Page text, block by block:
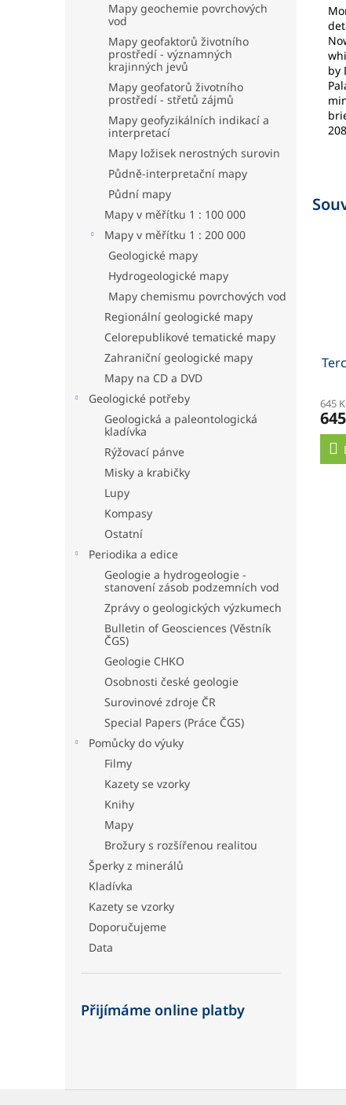
Mapy geochemie povrchových
vod
Mapy geofaktorů životního
prostředí - významných
krajinných jevů
Mapy geofatorů životního
prostředí - střetů zájmů
Mapy geofyzikálních indikací a
interpretací
Mapy ložisek nerostných surovin
Půdně-interpretační mapy
Půdní mapy
Mapy v měřítku 1 : 100 000
Mapy v měřítku 1 : 200 000
Geologické mapy
Hydrogeologické mapy
Mapy chemismu povrchových vod
Regionální geologické mapy
Celorepublikové tematické mapy
Zahraniční geologické mapy
Mapy na CD a DVD
Geologické potřeby
Geologická a paleontologická
kladívka
Rýžovací pánve
Misky a krabičky
Lupy
Kompasy
Ostatní
Periodika a edice
Geologie a hydrogeologie -
stanovení zásob podzemních vod
Zprávy o geologických výzkumech
Bulletin of Geosciences (Věstník
ČGS)
Geologie CHKO
Osobnosti české geologie
Surovinové zdroje ČR
Special Papers (Práce ČGS)
Pomůcky do výuky
Filmy
Kazety se vzorky
Knihy
Mapy
Brožury s rozšířenou realitou
Šperky z minerálů
Kladívka
Kazety se vzorky
Doporučujeme
Data
Přijímáme online platby
645
by